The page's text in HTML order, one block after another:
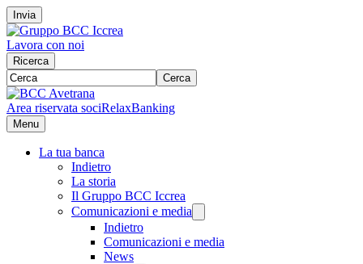
Invia
Lavora con noi
Ricerca
Cerca
Area riservata sociRelaxBanking
Menu
La tua banca
Indietro
La storia
Il Gruppo BCC Iccrea
Comunicazioni e media
Indietro
Comunicazioni e media
News